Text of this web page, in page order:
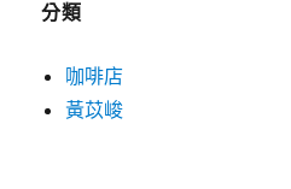
分類
咖啡店
黃苡峻